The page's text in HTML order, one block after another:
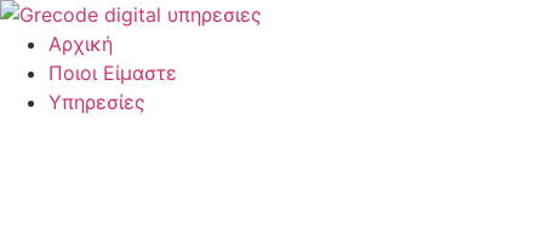
Μετάβαση
στο
περιεχόμενο
Αρχική
Ποιοι Είμαστε
Υπηρεσίες